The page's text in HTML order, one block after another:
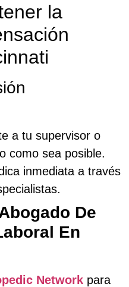
la
a tu supervisor o
como sea posible.
inmediata a través
De
En
Network para